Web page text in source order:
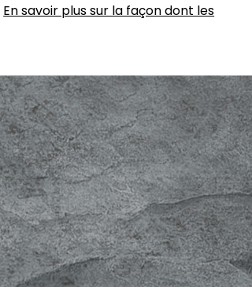
En savoir plus sur la façon dont les